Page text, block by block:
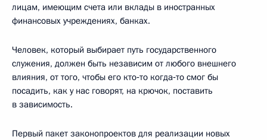
лицам, имеющим счета или вклады в иностранных
финансовых учреждениях, банках.
Человек, который выбирает путь государственного
служения, должен быть независим от любого внешнего
влияния, от того, чтобы его кто‑то когда‑то смог бы
посадить, как у нас говорят, на крючок, поставить
в зависимость.
Первый пакет законопроектов для реализации новых